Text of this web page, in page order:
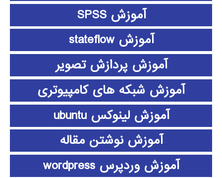
آموزش SPSS
آموزش stateflow
آموزش پردازش تصویر
آموزش شبکه های کامپیوتری
آموزش لینوکس ubuntu
آموزش نوشتن مقاله
آموزش وردپرس wordpress